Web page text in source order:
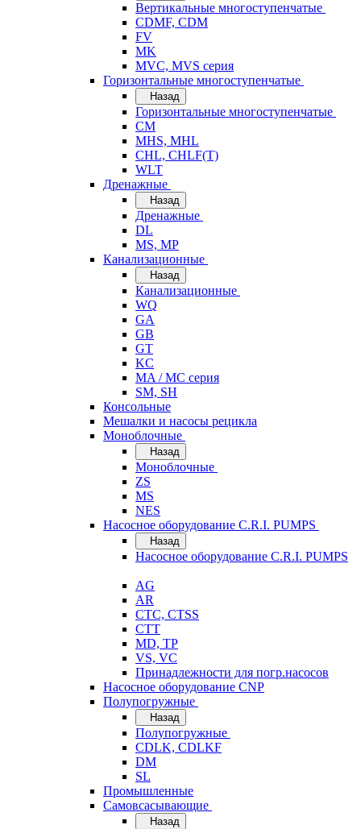
Вертикальные многоступенчатые
CDMF, CDM
FV
MK
MVC, MVS серия
Горизонтальные многоступенчатые
Назад
Горизонтальные многоступенчатые
CM
MHS, MHL
CHL, CHLF(T)
WLT
Дренажные
Назад
Дренажные
DL
MS, MP
Канализационные
Назад
Канализационные
WQ
GA
GB
GT
KC
MA / MC серия
SM, SH
Консольные
Мешалки и насосы рецикла
Моноблочные
Назад
Моноблочные
ZS
MS
NES
Насосное оборудование C.R.I. PUMPS
Назад
Насосное оборудование C.R.I. PUMPS
AG
AR
CTC, CTSS
CTT
MD, TP
VS, VC
Принадлежности для погр.насосов
Насосное оборудование CNP
Полупогружные
Назад
Полупогружные
CDLK, CDLKF
DM
SL
Промышленные
Самовсасывающие
Назад